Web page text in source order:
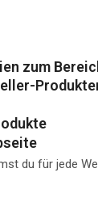
zum
du für jede